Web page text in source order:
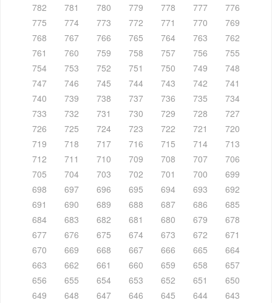
782
781 780 779 778 777
776
775
774 773 772 771 770
769
768
767 766 765 764 763
762
761
760 759 758 757 756
755
754
753 752 751 750 749
748
747
746 745 744 743 742
741
740
739 738 737 736 735
734
733
732 731 730 729 728
727
726
725 724 723 722 721
720
719
718 717 716 715 714
713
712
711 710 709 708 707
706
705
704 703 702 701 700
699
698
697 696 695 694 693
692
691
690 689 688 687 686
685
684
683 682 681 680 679
678
677
676 675 674 673 672
671
670
669 668 667 666 665
664
663
662 661 660 659 658
657
656
655 654 653 652 651
650
649
648 647 646 645 644
643